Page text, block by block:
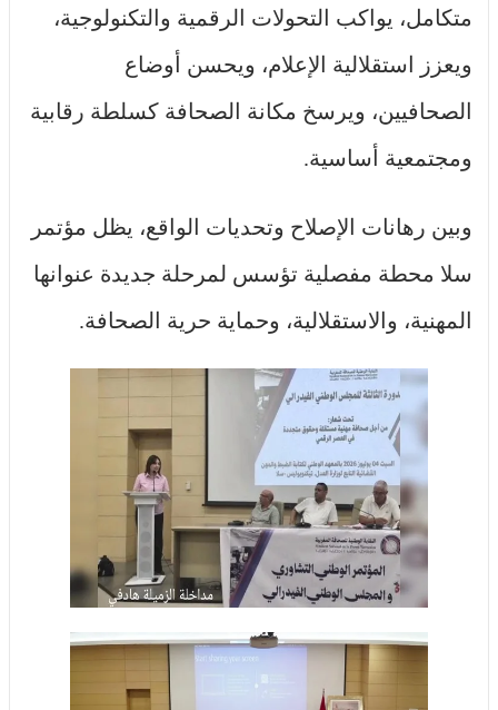
متكامل، يواكب التحولات الرقمية والتكنولوجية،
ويعزز استقلالية الإعلام، ويحسن أوضاع
الصحافيين، ويرسخ مكانة الصحافة كسلطة رقابية
ومجتمعية أساسية.
وبين رهانات الإصلاح وتحديات الواقع، يظل مؤتمر
سلا محطة مفصلية تؤسس لمرحلة جديدة عنوانها
المهنية، والاستقلالية، وحماية حرية الصحافة.